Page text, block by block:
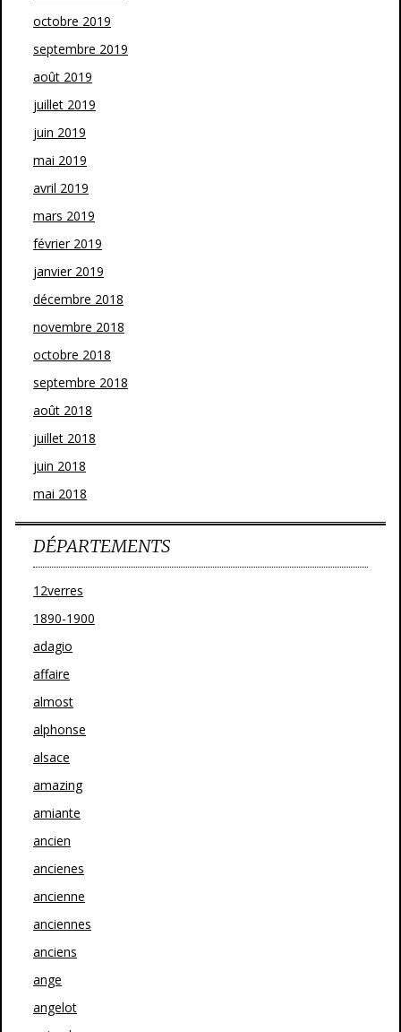
octobre 2019
septembre 2019
août 2019
juillet 2019
juin 2019
mai 2019
avril 2019
mars 2019
février 2019
janvier 2019
décembre 2018
novembre 2018
octobre 2018
septembre 2018
août 2018
juillet 2018
juin 2018
mai 2018
DÉPARTEMENTS
12verres
1890-1900
adagio
affaire
almost
alphonse
alsace
amazing
amiante
ancien
ancienes
ancienne
anciennes
anciens
ange
angelot